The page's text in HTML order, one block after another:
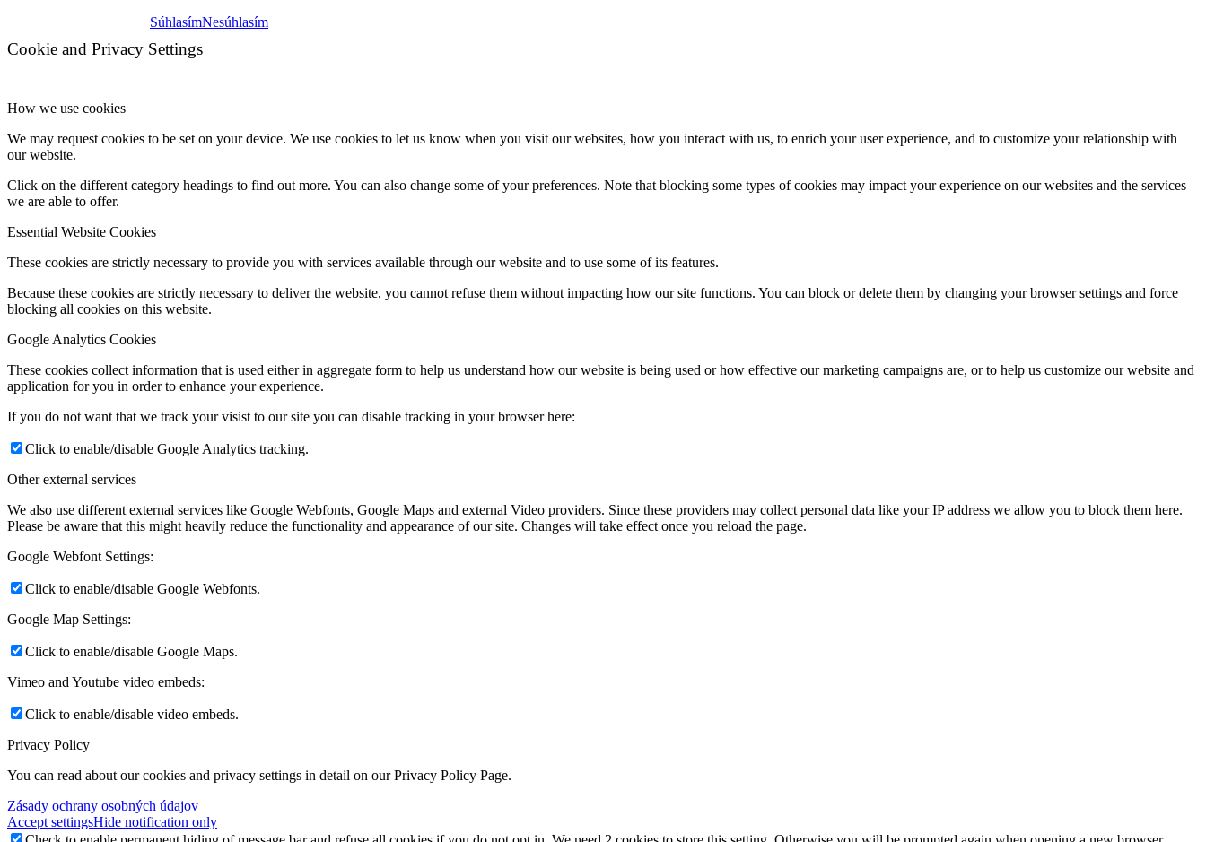
SúhlasímNesúhlasím
Cookie and Privacy Settings
How we use cookies
We may request cookies to be set on your device. We use cookies to let us know when you visit our websites, how you interact with us, to enrich your user experience, and to customize your relationship with
our website.
Click on the different category headings to find out more. You can also change some of your preferences. Note that blocking some types of cookies may impact your experience on our websites and the services
we are able to offer.
Essential Website Cookies
These cookies are strictly necessary to provide you with services available through our website and to use some of its features.
Because these cookies are strictly necessary to deliver the website, you cannot refuse them without impacting how our site functions. You can block or delete them by changing your browser settings and force
blocking all cookies on this website.
Google Analytics Cookies
These cookies collect information that is used either in aggregate form to help us understand how our website is being used or how effective our marketing campaigns are, or to help us customize our website and
application for you in order to enhance your experience.
If you do not want that we track your visist to our site you can disable tracking in your browser here:
Click to enable/disable Google Analytics tracking.
Other external services
We also use different external services like Google Webfonts, Google Maps and external Video providers. Since these providers may collect personal data like your IP address we allow you to block them here.
Please be aware that this might heavily reduce the functionality and appearance of our site. Changes will take effect once you reload the page.
Google Webfont Settings:
Click to enable/disable Google Webfonts.
Google Map Settings:
Click to enable/disable Google Maps.
Vimeo and Youtube video embeds:
Click to enable/disable video embeds.
Privacy Policy
You can read about our cookies and privacy settings in detail on our Privacy Policy Page.
Zásady ochrany osobných údajov
Accept settingsHide notification only